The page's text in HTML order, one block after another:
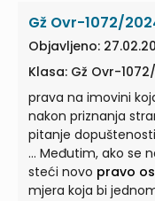
Gž Ovr-1072/
Objavljeno:
Klasa: Gž Ovr-
prava na imovini
nakon priznanja
pitanje
... Međutim, ako se nakon otvaranja stečaja nastoji
steći novo pravo
mjera koja bi